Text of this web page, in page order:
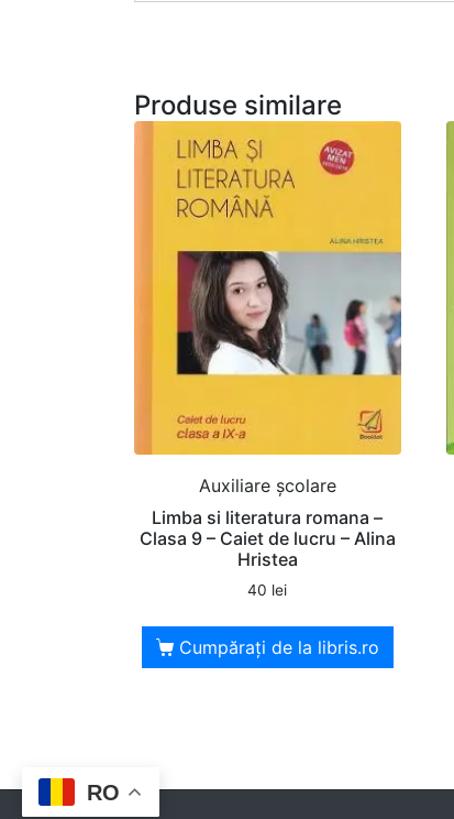
Produse similare
Auxiliare şcolare
Limba si literatura romana –
Clasa 9 – Caiet de lucru – Alina
Hristea
40 lei
Cumpărați de la libris.ro
RO